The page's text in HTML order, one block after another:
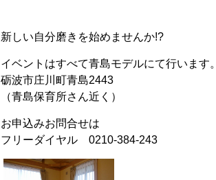
新しい自分磨きを始めませんか!?
イベントはすべて青島モデルにて行います。
砺波市庄川町青島2443
（青島保育所さん近く）
お申込みお問合せは
フリーダイヤル 0210-384-243